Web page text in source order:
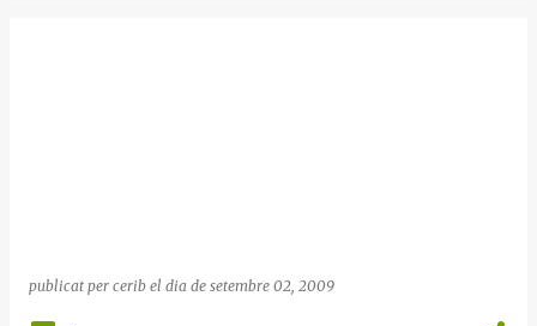
publicat per cerib el dia de setembre 02, 2009